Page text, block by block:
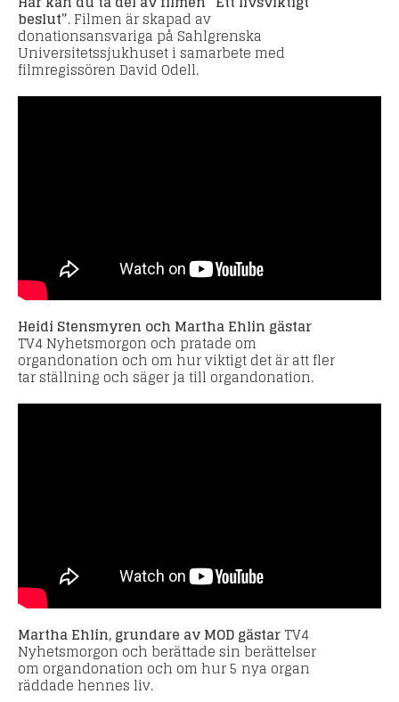
beslut”. Filmen är skapad av
donationsansvariga på Sahlgrenska
Universitetssjukhuset i samarbete med
filmregissören David Odell.
Heidi Stensmyren och Martha Ehlin gästar
TV4 Nyhetsmorgon och pratade om
organdonation och om hur viktigt det är att fler
tar ställning och säger ja till organdonation.
Martha Ehlin, grundare av MOD gästarTV4
Nyhetsmorgon och berättade sin berättelser
om organdonation och om hur 5 nya organ
räddade hennes liv.